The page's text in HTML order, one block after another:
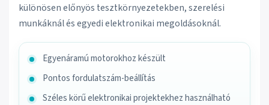
különösen előnyös tesztkörnyezetekben, szerelési
munkáknál és egyedi elektronikai megoldásoknál.
Egyenáramú motorokhoz készült
Pontos fordulatszám-beállítás
Széles körű elektronikai projektekhez használható